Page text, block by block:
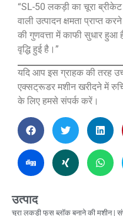
“SL-50 लकड़ी का चूरा
वाली उत्पादन क्षमता प्राप्त
की गुणवत्ता में काफी सुधार हुआ
वृद्धि हुई है।”
यदि आप इस ग्राहक की तरह
एक्सट्रूडर मशीन खरीदने में
के लिए हमसे संपर्क करें।
उत्पाद
चूरा लकड़ी फूस ब्लॉक बनाने की मशीन |